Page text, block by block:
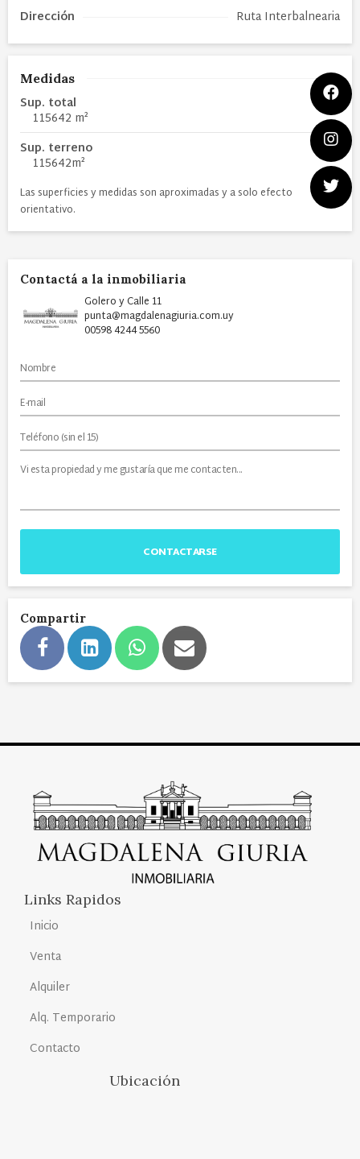
Dirección
Ruta Interbalnearia
Medidas
Sup. total
115642 m²
Sup. terreno
115642m²
Las superficies y medidas son aproximadas y a solo efecto
orientativo.
Contactá a la inmobiliaria
Golero y Calle 11
punta@magdalenagiuria.com.uy
00598 4244 5560
CONTACTARSE
Compartir
Links Rapidos
Inicio
Venta
Alquiler
Alq. Temporario
Contacto
Ubicación